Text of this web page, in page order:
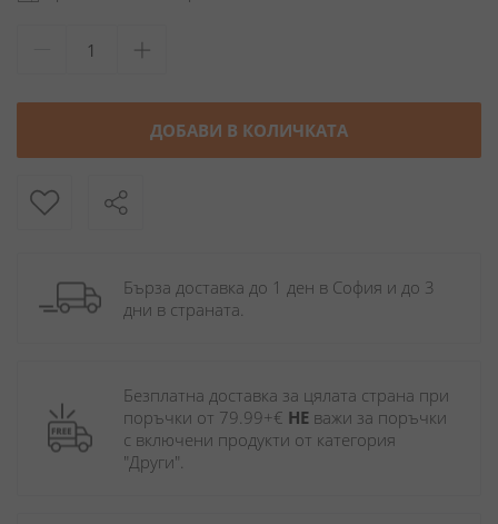
ДОБАВИ В КОЛИЧКАТА
Бърза доставка до 1 ден в София и до 3
дни в страната.
Безплатна доставка за цялата страна при
поръчки от 79.99+€ НЕ важи за поръчки
с включени продукти от категория
"Други".